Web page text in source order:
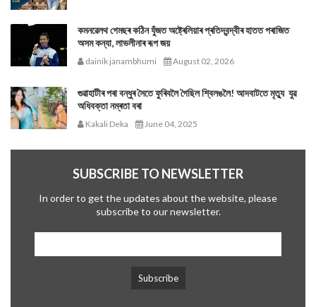
কমনৱেলথ গেমছৰ কঠিন যুঁজত অষ্ট্ৰেলিয়াৰ প্ৰতিদ্বন্দ্বীৰ হাতত পৰাজিত
অসম কন্যা, লাভলীনাৰ ৰূপ জয়
dainik janambhumi August 02, 2026
গুৱাহাটীৰ পৰা বন্ধুৰ সৈতে ফুৰিবলৈ গৈছিল শ্বিলঙলৈ! আদবাটতে মৃত্যু যুৱ
অধিবক্তা নম্ৰতা বৰা
Kakali Deka June 04, 2025
SUBSCRIBE TO NEWSLETTER
In order to get the updates about the website, please
subscribe to our newsletter.